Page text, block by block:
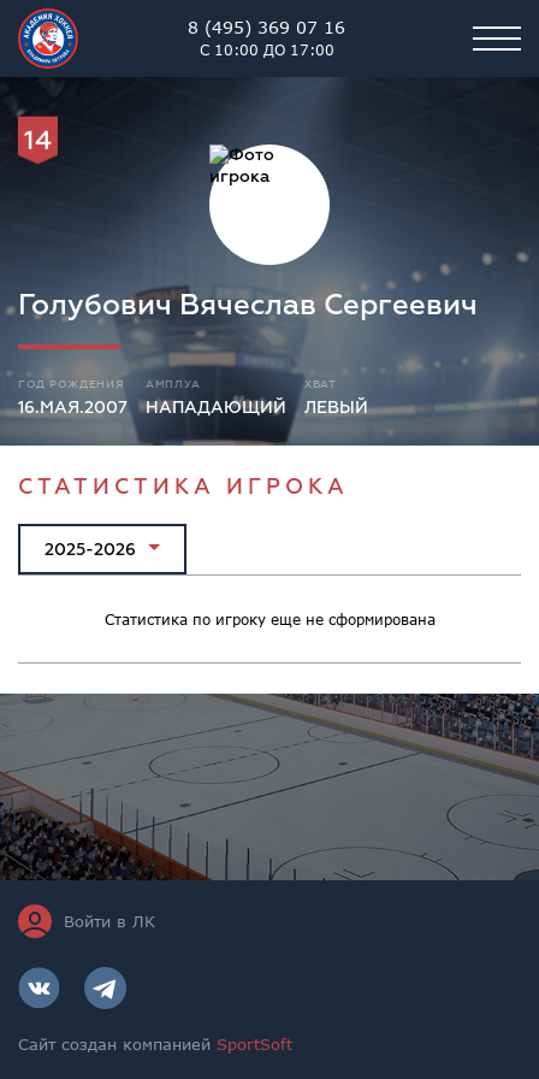
8 (495) 369 07 16
С 10:00 ДО 17:00
14
Голубович Вячеслав Сергеевич
ГОД РОЖДЕНИЯ
16.МАЯ.2007
АМПЛУА
НАПАДАЮЩИЙ
ХВАТ
ЛЕВЫЙ
СТАТИСТИКА ИГРОКА
2025-2026
Статистика по игроку еще не сформирована
Войти в ЛК
Сайт создан компанией SportSoft